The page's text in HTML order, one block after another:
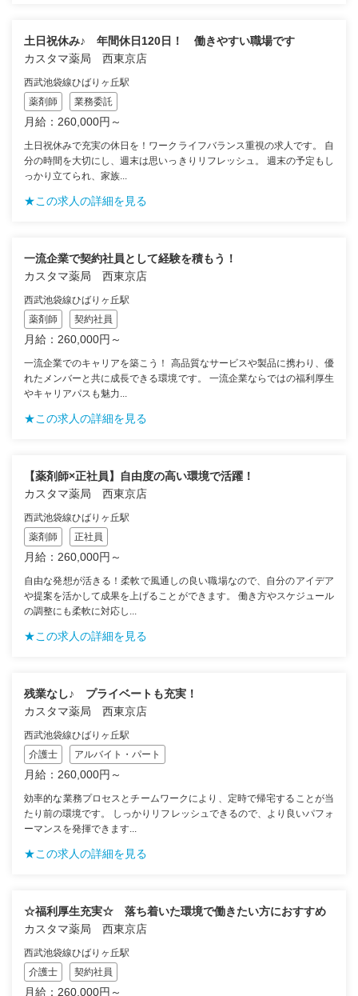
土日祝休み♪ 年間休日120日！ 働きやすい職場です
カスタマ薬局 西東京店
西武池袋線ひばりヶ丘駅
薬剤師
業務委託
月給：260,000円～
土日祝休みで充実の休日を！ワークライフバランス重視の求人です。 自
分の時間を大切にし、週末は思いっきりリフレッシュ。 週末の予定もし
っかり立てられ、家族...
★この求人の詳細を見る
一流企業で契約社員として経験を積もう！
カスタマ薬局 西東京店
西武池袋線ひばりヶ丘駅
薬剤師
契約社員
月給：260,000円～
一流企業でのキャリアを築こう！ 高品質なサービスや製品に携わり、優
れたメンバーと共に成長できる環境です。 一流企業ならではの福利厚生
やキャリアパスも魅力...
★この求人の詳細を見る
【薬剤師×正社員】自由度の高い環境で活躍！
カスタマ薬局 西東京店
西武池袋線ひばりヶ丘駅
薬剤師
正社員
月給：260,000円～
自由な発想が活きる！柔軟で風通しの良い職場なので、自分のアイデア
や提案を活かして成果を上げることができます。 働き方やスケジュール
の調整にも柔軟に対応し...
★この求人の詳細を見る
残業なし♪ プライベートも充実！
カスタマ薬局 西東京店
西武池袋線ひばりヶ丘駅
介護士
アルバイト・パート
月給：260,000円～
効率的な業務プロセスとチームワークにより、定時で帰宅することが当
たり前の環境です。 しっかりリフレッシュできるので、より良いパフォ
ーマンスを発揮できます...
★この求人の詳細を見る
☆福利厚生充実☆ 落ち着いた環境で働きたい方におすすめ
カスタマ薬局 西東京店
西武池袋線ひばりヶ丘駅
介護士
契約社員
月給：260,000円～